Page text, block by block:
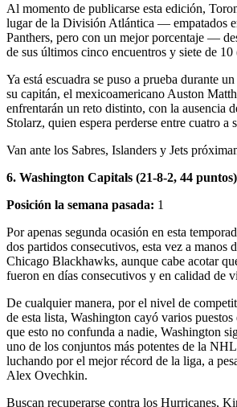
Al momento de publicarse esta edición,
lugar de la División Atlántica — empatados
Panthers, pero con un mejor porcentaje —
de sus últimos cinco encuentros y siete de 10
Ya está escuadra se puso a prueba durante
su capitán, el mexicoamericano Auston
enfrentarán un reto distinto, con la ausencia
Stolarz, quien espera perderse entre cuatro a
Van ante los Sabres, Islanders y Jets
6. Washington Capitals (21-8-2, 44 puntos)
Posición la semana pasada: 1
Por apenas segunda ocasión en esta
dos partidos consecutivos, esta vez a manos
Chicago Blackhawks, aunque cabe acotar
fueron en días consecutivos y en calidad de
De cualquier manera, por el nivel de
de esta lista, Washington cayó varios
que esto no confunda a nadie, Washington
uno de los conjuntos más potentes de la
luchando por el mejor récord de la liga, a
Alex Ovechkin.
Buscan recuperarse contra los Hurricanes,